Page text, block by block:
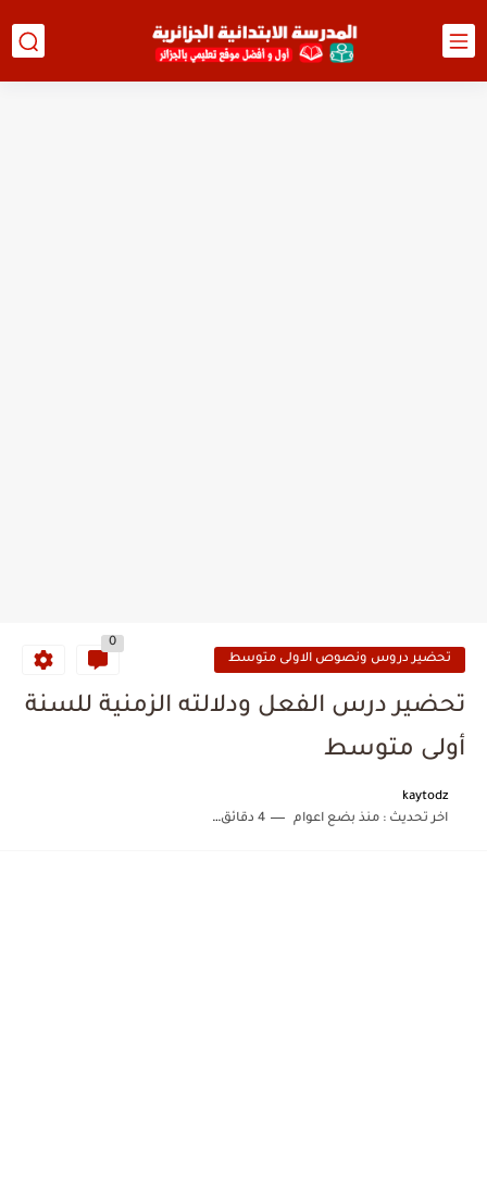
تحضير دروس ونصوص الاولى متوسط
0
تحضير درس الفعل ودلالته الزمنية للسنة
أولى متوسط
kaytodz
اخر تحديث :منذ بضع اعوام 4 دقائق للقراءة